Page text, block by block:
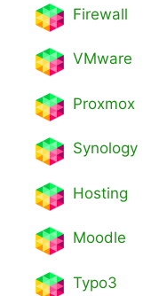
Firewall
VMware
Proxmox
Synology
Hosting
Moodle
Typo3